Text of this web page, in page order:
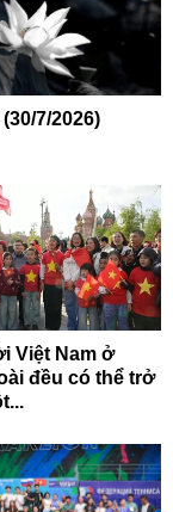
7/2026)
Việt Nam ở
đều có thể trở